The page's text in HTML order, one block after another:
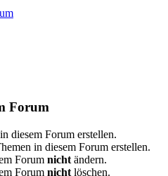
Forum
diesem Forum erstellen.
in diesem Forum erstellen.
Forum nicht ändern.
Forum nicht löschen.